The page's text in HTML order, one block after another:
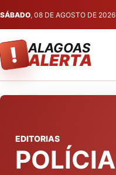
SÁBADO, 08 DE AGOSTO DE 2026
! ALAGOAS
ALERTA
EDITORIAS
POLÍCIA